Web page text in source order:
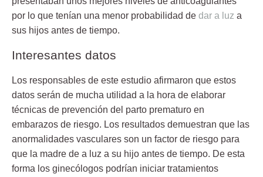
por lo que tenían una menor probabilidad de dar a luz a
sus hijos antes de tiempo.
Interesantes datos
Los responsables de este estudio afirmaron que estos
datos serán de mucha utilidad a la hora de elaborar
técnicas de prevención del parto prematuro en
embarazos de riesgo. Los resultados demuestran que las
anormalidades vasculares son un factor de riesgo para
que la madre de a luz a su hijo antes de tiempo. De esta
forma los ginecólogos podrían iniciar tratamientos